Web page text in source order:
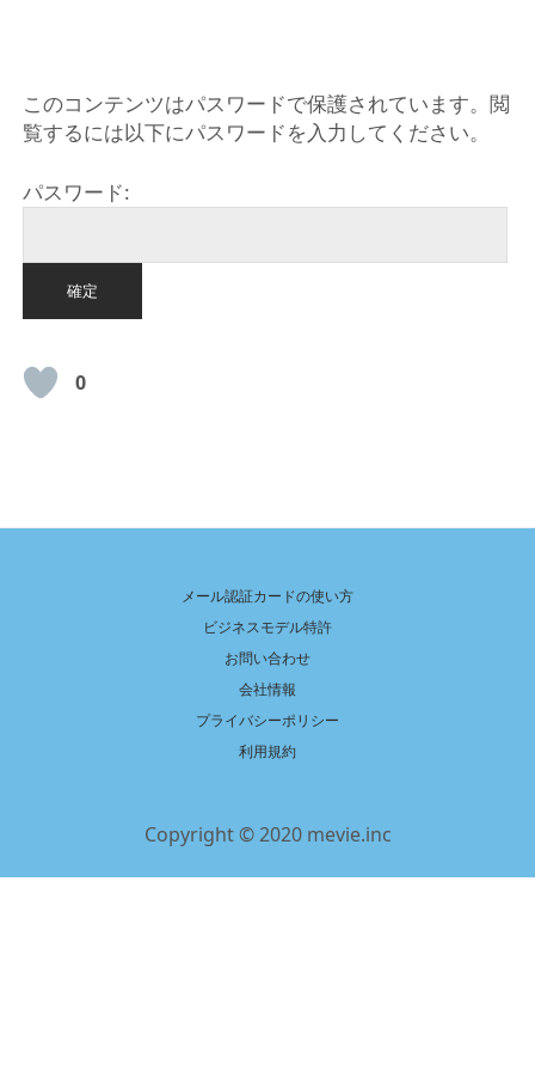
このコンテンツはパスワードで保護されています。閲
覧するには以下にパスワードを入力してください。
パスワード:
0
メール認証カードの使い方
ビジネスモデル特許
お問い合わせ
会社情報
プライバシーポリシー
利用規約
Copyright © 2020 mevie.inc